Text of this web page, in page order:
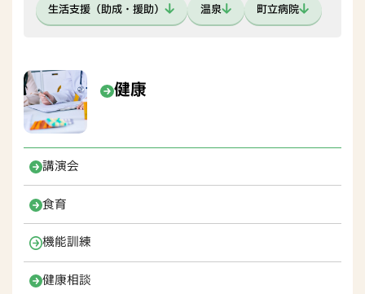
生活支援（助成・援助）
温泉 町立病院
健康
講演会
食育
機能訓練
健康相談